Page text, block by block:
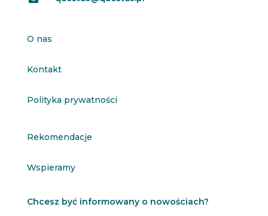
O nas
Kontakt
Polityka prywatności
Rekomendacje
Wspieramy
Chcesz być informowany o nowościach?